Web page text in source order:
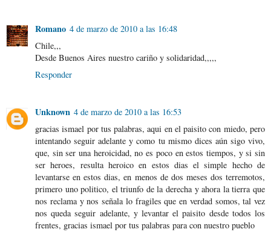
Romano 4 de marzo de 2010 a las 16:48
Chile,,,
Desde Buenos Aires nuestro cariño y solidaridad,,,,,
Responder
Unknown 4 de marzo de 2010 a las 16:53
gracias ismael por tus palabras, aqui en el paisito con miedo, pero
intentando seguir adelante y como tu mismo dices aún sigo vivo,
que, sin ser una heroicidad, no es poco en estos tiempos, y si sin
ser heroes, resulta heroico en estos dias el simple hecho de
levantarse en estos dias, en menos de dos meses dos terremotos,
primero uno politico, el triunfo de la derecha y ahora la tierra que
nos reclama y nos señala lo fragiles que en verdad somos, tal vez
nos queda seguir adelante, y levantar el paisito desde todos los
frentes, gracias ismael por tus palabras para con nuestro pueblo